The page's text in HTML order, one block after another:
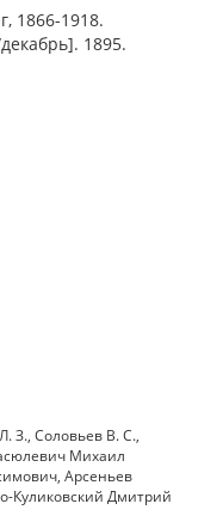
1866-1918.
1895.
З., Соловьев В. С.,
Михаил
, Арсеньев
Куликовский Дмитрий